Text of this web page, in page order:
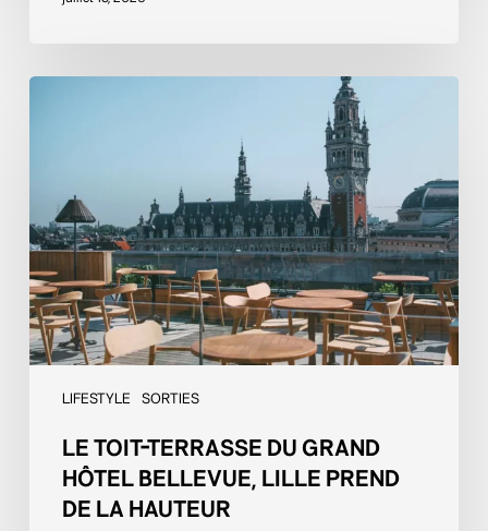
LIFESTYLE SORTIES
Hôtel
Bellevue,
Lille
prend
de
la
hauteur
LE TOIT-TERRASSE DU GRAND
HÔTEL BELLEVUE, LILLE PREND
DE LA HAUTEUR